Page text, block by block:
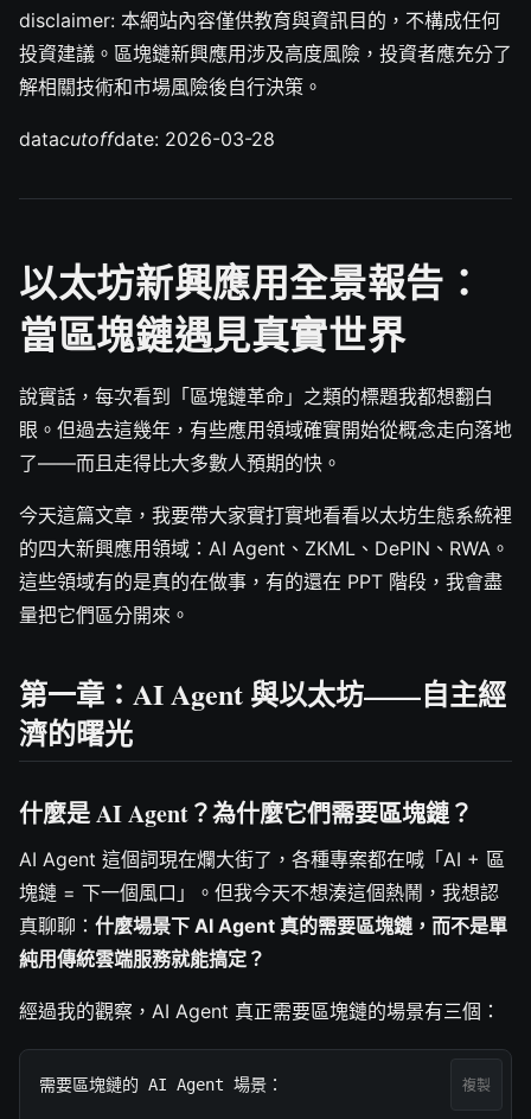
disclaimer: 本網站內容僅供教育與資訊目的，不構成任何
投資建議。區塊鏈新興應用涉及高度風險，投資者應充分了
解相關技術和市場風險後自行決策。
datacutoffdate: 2026-03-28
以太坊新興應用全景報告：
當區塊鏈遇見真實世界
說實話，每次看到「區塊鏈革命」之類的標題我都想翻白
眼。但過去這幾年，有些應用領域確實開始從概念走向落地
了——而且走得比大多數人預期的快。
今天這篇文章，我要帶大家實打實地看看以太坊生態系統裡
的四大新興應用領域：AI Agent、ZKML、DePIN、RWA。
這些領域有的是真的在做事，有的還在 PPT 階段，我會盡
量把它們區分開來。
第一章：AI Agent 與以太坊——自主經
濟的曙光
什麼是 AI Agent？為什麼它們需要區塊鏈？
AI Agent 這個詞現在爛大街了，各種專案都在喊「AI + 區
塊鏈 = 下一個風口」。但我今天不想湊這個熱鬧，我想認
真聊聊： 什麼場景下 AI Agent 真的需要區塊鏈，而不是單
純用傳統雲端服務就能搞定？
經過我的觀察，AI Agent 真正需要區塊鏈的場景有三個：
需要區塊鏈的 AI Agent 場景： 複製